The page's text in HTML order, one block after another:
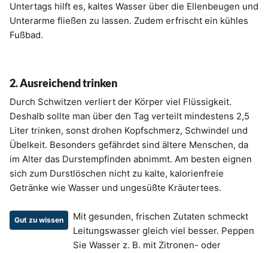
Untertags hilft es, kaltes Wasser über die Ellenbeugen und
Unterarme fließen zu lassen. Zudem erfrischt ein kühles
Fußbad.
2. Ausreichend trinken
Durch Schwitzen verliert der Körper viel Flüssigkeit.
Deshalb sollte man über den Tag verteilt mindestens 2,5
Liter trinken, sonst drohen Kopfschmerz, Schwindel und
Übelkeit. Besonders gefährdet sind ältere Menschen, da
im Alter das Durstempfinden abnimmt. Am besten eignen
sich zum Durstlöschen nicht zu kalte, kalorienfreie
Getränke wie Wasser und ungesüßte Kräutertees.
Gut zu wissen
Mit gesunden, frischen Zutaten schmeckt
Leitungswasser gleich viel besser. Peppen
Sie Wasser z. B. mit Zitronen- oder